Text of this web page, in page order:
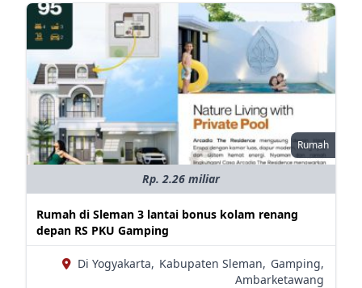
Rumah
Rp. 2.26 miliar
Rumah di Sleman 3 lantai bonus kolam renang
depan RS PKU Gamping
Di Yogyakarta, Kabupaten Sleman, Gamping,
Ambarketawang